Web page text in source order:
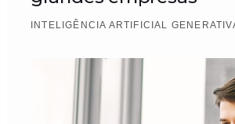
INTELIGÊNCIA ARTIFICIAL